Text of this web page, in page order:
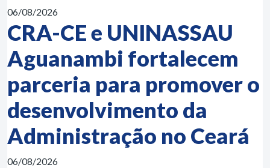
06/08/2026
CRA-CE e UNINASSAU
Aguanambi fortalecem
parceria para promover o
desenvolvimento da
Administração no Ceará
06/08/2026